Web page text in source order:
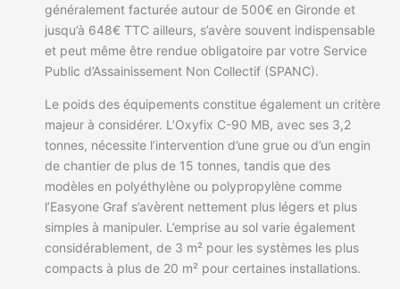
généralement facturée autour de 500€ en Gironde et
jusqu’à 648€ TTC ailleurs, s’avère souvent indispensable
et peut même être rendue obligatoire par votre Service
Public d’Assainissement Non Collectif (SPANC).
Le poids des équipements constitue également un critère
majeur à considérer. L’Oxyfix C-90 MB, avec ses 3,2
tonnes, nécessite l’intervention d’une grue ou d’un engin
de chantier de plus de 15 tonnes, tandis que des
modèles en polyéthylène ou polypropylène comme
l’Easyone Graf s’avèrent nettement plus légers et plus
simples à manipuler. L’emprise au sol varie également
considérablement, de 3 m² pour les systèmes les plus
compacts à plus de 20 m² pour certaines installations.